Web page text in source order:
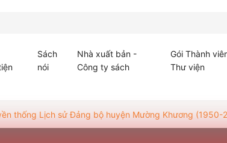
Sách
nói
Nhà xuất bản -
Công ty sách
Gói Thành
Thư viện
thống Lịch sử Đảng bộ huyện Mường Khương (1950-